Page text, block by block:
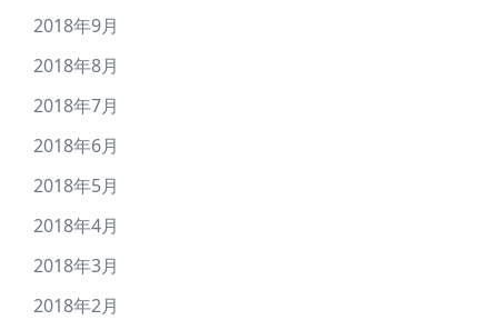
2018年9月
2018年8月
2018年7月
2018年6月
2018年5月
2018年4月
2018年3月
2018年2月